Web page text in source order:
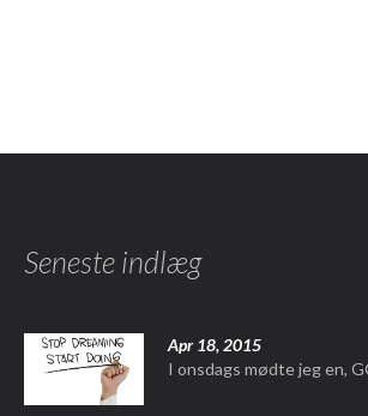
Seneste indlæg
Apr 18, 2015
I onsdags mødte jeg en,